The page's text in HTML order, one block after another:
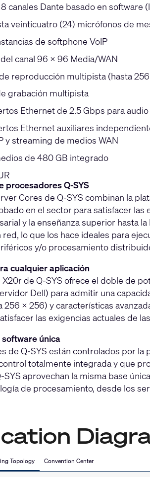
canales Dante basado en software
veinticuatro (24) micrófonos de
de softphone VoIP
canal 96 × 96 Media/WAN
reproducción multipista (hasta
grabación multipista
Ethernet de 2.5 Gbps para
Ethernet auxiliares
y streaming de medios WAN
de 480 GB integrado
procesadores Q-SYS
Cores de Q-SYS combinan la
en el sector para satisfacer
y la enseñanza superior hasta
lo que los hace ideales para
y/o procesamiento
cualquier aplicación
de Q-SYS ofrece el doble de
Dell) para admitir una
256 × 256) y características
las exigencias actuales de
única
de Q-SYS están controlados por
totalmente integrada y que
SYS aprovechan la misma base
de procesamiento, desde los
Topology Convention Center